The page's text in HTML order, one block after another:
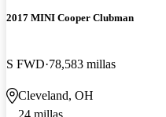
2017 MINI Cooper Clubman
S FWD 78,583 millas
Cleveland, OH